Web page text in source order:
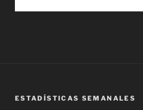
ESTADÍSTICAS SEMANALES